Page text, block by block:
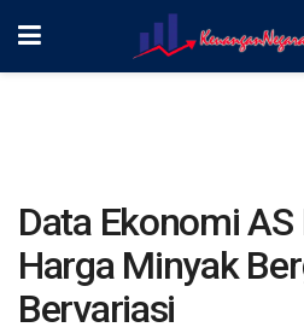
Data Ekonomi
Harga Minyak
Bervariasi